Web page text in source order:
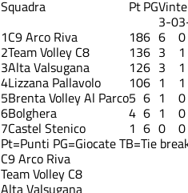
Squadra PtPGVinte
3-0
1C9 Arco Riva 186 6 0
2Team Volley C8 136 3 1
3Alta Valsugana 126 3 1
4Lizzana Pallavolo 106 1 1
5Brenta Volley Al Parco5 6 1 0
6Bolghera 4 6 1 0
7Castel Stenico 1 6 0 0
Pt=Punti PG=GiocateTB=Tie
C9 Arco Riva
Team Volley C8
Alta Valsugana